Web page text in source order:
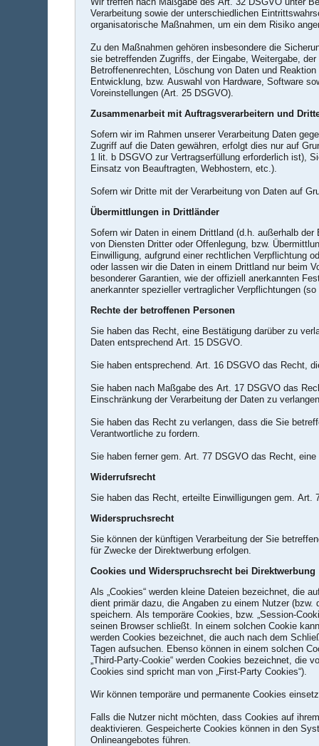
Verarbeitung sowie der unterschiedlichen
organisatorische Maßnahmen, um ein dem Risiko
Zu den Maßnahmen gehören insbesondere die
sie betreffenden Zugriffs, der Eingabe, Weitergabe,
Betroffenenrechten, Löschung von Daten und
Entwicklung, bzw. Auswahl von Hardware, Software
Voreinstellungen (Art. 25 DSGVO).
Zusammenarbeit mit Auftragsverarbeitern und
Sofern wir im Rahmen unserer Verarbeitung Daten
Zugriff auf die Daten gewähren, erfolgt dies nur auf
1 lit. b DSGVO zur Vertragserfüllung erforderlich ist),
Einsatz von Beauftragten, Webhostern, etc.).
Sofern wir Dritte mit der Verarbeitung von Daten auf
Übermittlungen in Drittländer
Sofern wir Daten in einem Drittland (d.h. außerhalb
von Diensten Dritter oder Offenlegung, bzw.
Einwilligung, aufgrund einer rechtlichen Verpflichtung
oder lassen wir die Daten in einem Drittland nur beim
besonderer Garantien, wie der offiziell anerkannten
anerkannter spezieller vertraglicher Verpflichtungen
Rechte der betroffenen Personen
Sie haben das Recht, eine Bestätigung darüber zu
Daten entsprechend Art. 15 DSGVO.
Sie haben entsprechend. Art. 16 DSGVO das Recht,
Sie haben nach Maßgabe des Art. 17 DSGVO das
Einschränkung der Verarbeitung der Daten zu
Sie haben das Recht zu verlangen, dass die Sie
Verantwortliche zu fordern.
Sie haben ferner gem. Art. 77 DSGVO das Recht,
Widerrufsrecht
Sie haben das Recht, erteilte Einwilligungen gem.
Widerspruchsrecht
Sie können der künftigen Verarbeitung der Sie
für Zwecke der Direktwerbung erfolgen.
Cookies und Widerspruchsrecht bei Direktwerbung
Als „Cookies“ werden kleine Dateien bezeichnet, die
dient primär dazu, die Angaben zu einem Nutzer
speichern. Als temporäre Cookies, bzw. „Session-
seinen Browser schließt. In einem solchen Cookie
werden Cookies bezeichnet, die auch nach dem
Tagen aufsuchen. Ebenso können in einem solchen
„Third-Party-Cookie“ werden Cookies bezeichnet, die
Cookies sind spricht man von „First-Party Cookies“).
Wir können temporäre und permanente Cookies
Falls die Nutzer nicht möchten, dass Cookies auf
deaktivieren. Gespeicherte Cookies können in den
Onlineangebotes führen.